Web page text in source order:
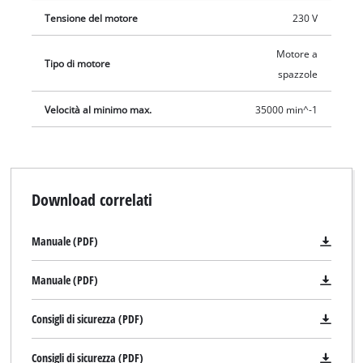
Tensione del motore 230 V
Tipo di motore
Motore a
spazzole
Velocità al minimo max. 35000 min^-1
Download correlati
Manuale (PDF)
Manuale (PDF)
Consigli di sicurezza (PDF)
Consigli di sicurezza (PDF)